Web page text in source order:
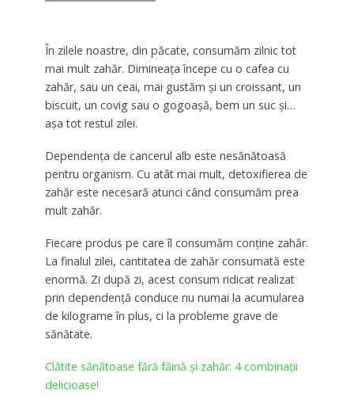
În zilele noastre, din păcate, consumăm zilnic tot
mai mult zahăr. Dimineața începe cu o cafea cu
zahăr, sau un ceai, mai gustăm și un croissant, un
biscuit, un covig sau o gogoașă, bem un suc și…
așa tot restul zilei.
Dependența de cancerul alb este nesănătoasă
pentru organism. Cu atât mai mult, detoxifierea de
zahăr este necesară atunci când consumăm prea
mult zahăr.
Fiecare produs pe care îl consumăm conține zahăr.
La finalul zilei, cantitatea de zahăr consumată este
enormă. Zi după zi, acest consum ridicat realizat
prin dependență conduce nu numai la acumularea
de kilograme în plus, ci la probleme grave de
sănătate.
Clătite sănătoase fără făină și zahăr: 4 combinaţii
delicioase!